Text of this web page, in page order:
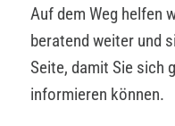
Auf dem Weg helfen
beratend weiter und
Seite, damit Sie sich
informieren können.